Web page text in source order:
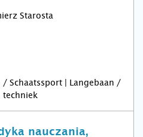
Starosta
Schaatssport | Langebaan /
techniek
nauczania,